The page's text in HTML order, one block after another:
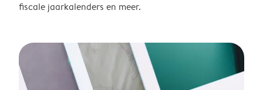
fiscale jaarkalenders en meer.